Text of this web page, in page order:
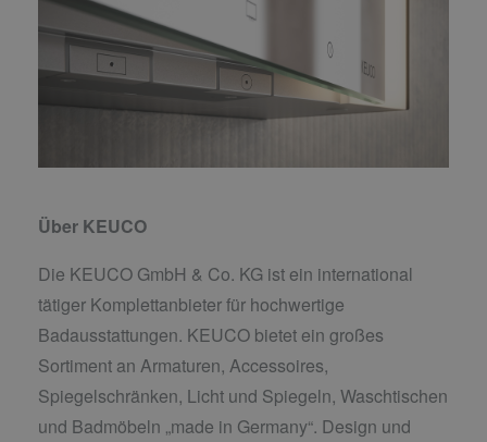
Über KEUCO
Die KEUCO GmbH & Co. KG ist ein international
tätiger Komplettanbieter für hochwertige
Badausstattungen. KEUCO bietet ein großes
Sortiment an Armaturen, Accessoires,
Spiegelschränken, Licht und Spiegeln, Waschtischen
und Badmöbeln „made in Germany“. Design und